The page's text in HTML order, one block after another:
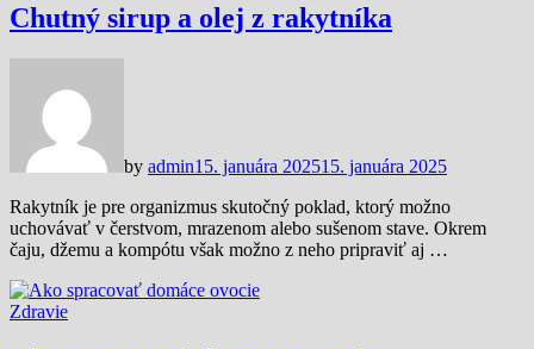
Chutný sirup a olej z rakytníka
by admin15. januára 202515. januára 2025
Rakytník je pre organizmus skutočný poklad, ktorý možno
uchovávať v čerstvom, mrazenom alebo sušenom stave. Okrem
čaju, džemu a kompótu však možno z neho pripraviť aj …
Zdravie